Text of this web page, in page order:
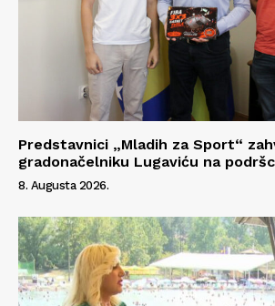
Impressum
Predstavnici „Mladih za Sport“
gradonačelniku Lugaviću na
8. Augusta 2026.